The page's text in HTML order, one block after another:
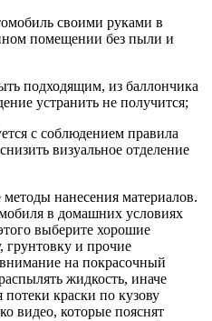
своими руками в
помещении без пыли и
подходящим, из баллончика
устранить не получится;
с соблюдением правила
визуальное отделение
нанесения материалов.
в домашних условиях
выберите хорошие
грунтовку и прочие
на покрасочный
жидкость, иначе
потеки краски по кузову
видео, которые пояснят